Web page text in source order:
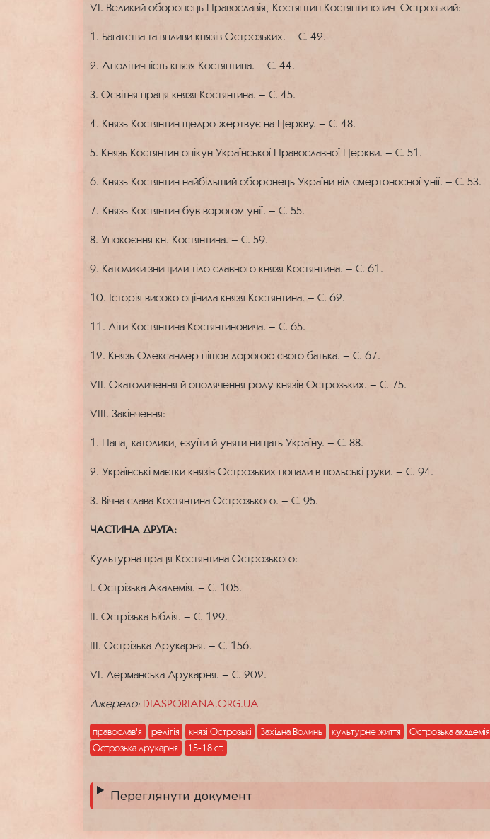
VI. Великий оборонець Православія, Костянтин Костянтинович Острозький:
1. Багатства та впливи князів Острозьких. – С. 42.
2. Аполітичність князя Костянтина. – С. 44.
3. Освітня праця князя Костянтина. – С. 45.
4. Князь Костянтин щедро жертвує на Церкву. – С. 48.
5. Князь Костянтин опікун Української Православної Церкви. – С. 51.
6. Князь Костянтин найбільший оборонець України від смертоносної унії. – С. 53.
7. Князь Костянтин був ворогом унії. – С. 55.
8. Упокоєння кн. Костянтина. – С. 59.
9. Католики знищили тіло славного князя Костянтина. – С. 61.
10. Історія високо оцінила князя Костянтина. – С. 62.
11. Діти Костянтина Костянтиновича. – С. 65.
12. Князь Олександер пішов дорогою свого батька. – С. 67.
VII. Окатоличення й ополячення роду князів Острозьких. – С. 75.
VIII. Закінчення:
1. Папа, католики, єзуїти й уняти нищать Україну. – С. 88.
2. Українські маєтки князів Острозьких попали в польські руки. – С. 94.
3. Вічна слава Костянтина Острозького. – С. 95.
ЧАСТИНА ДРУГА:
Культурна праця Костянтина Острозького:
І. Острізька Академія. – С. 105.
ІІ. Острізька Біблія. – С. 129.
IIІ. Острізька Друкарня. – С. 156.
VI. Дерманська Друкарня. – С. 202.
Джерело: DIASPORIANA.ORG.UA
православ'я релігія князі Острозькі Західна Волинь культурне життя Острозька академія
Острозька друкарня
15-18 ст.
Переглянути документ